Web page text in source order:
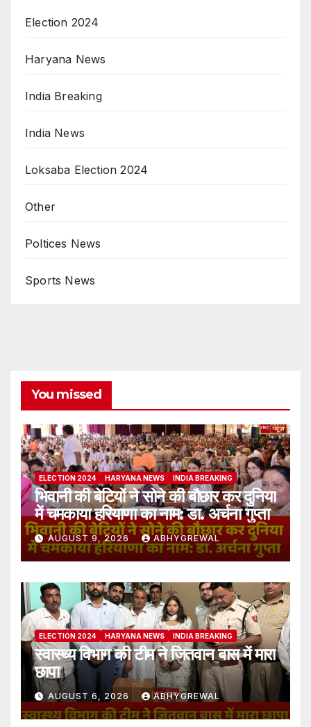
Election 2024
Haryana News
India Breaking
India News
Loksaba Election 2024
Other
Poltices News
Sports News
You missed
ELECTION 2024 HARYANA NEWS INDIA BREAKING
भिवानी की बेटियों ने सोने की बौछार कर दुनिया
में चमकाया हरियाणा का नाम: डा. अर्चना गुप्ता
AUGUST 9, 2026 ABHYGREWAL
ELECTION 2024 HARYANA NEWS INDIA BREAKING
स्वास्थ्य विभाग की टीम ने जितवान बास में मारा
छापा
AUGUST 6, 2026 ABHYGREWAL